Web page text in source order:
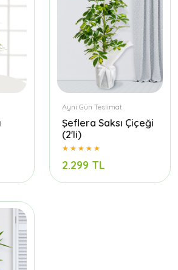
Aynı Gün Teslimat
Şeflera Saksı Çiçeği
(2'li)
2.299 TL